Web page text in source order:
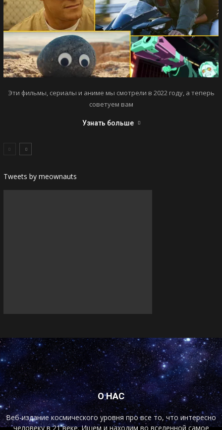
Эти фильмы, сериалы и аниме мы смотрели в 2022 году, а теперь
советуем вам
Узнать больше
Tweets by meownauts
О НАС
Веб-издание космического уровня про все то, что интересно
человеку в 21 веке. Ищем и находим во вселенной самое